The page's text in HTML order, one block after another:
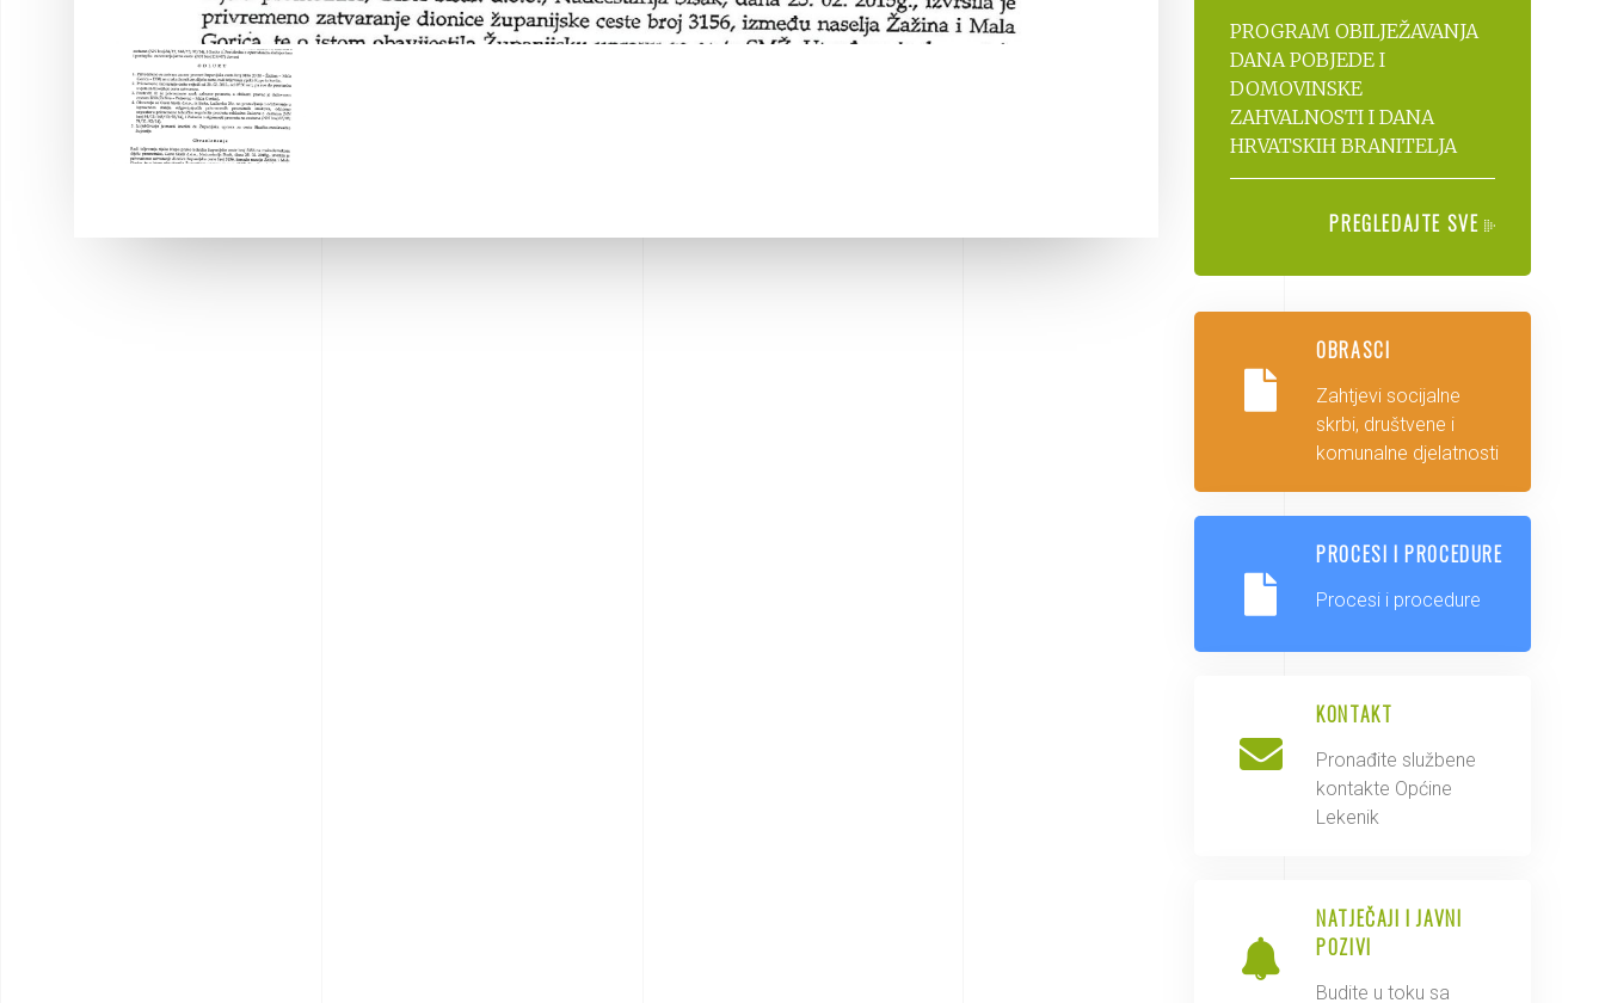
PROGRAM OBILJEŽAVANJA
DANA POBJEDE I
DOMOVINSKE
ZAHVALNOSTI I DANA
HRVATSKIH BRANITELJA
PREGLEDAJTE SVE
OBRASCI
Zahtjevi socijalne
skrbi, društvene i
komunalne djelatnosti
PROCESI I PROCEDURE
Procesi i procedure
KONTAKT
Pronađite službene
kontakte Općine
Lekenik
NATJEČAJI I JAVNI
POZIVI
Budite u toku sa